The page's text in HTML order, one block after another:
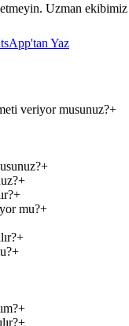
Uzman
Yaz
veriyor musunuz?+
+
+
+
mu?+
+
+
+
+